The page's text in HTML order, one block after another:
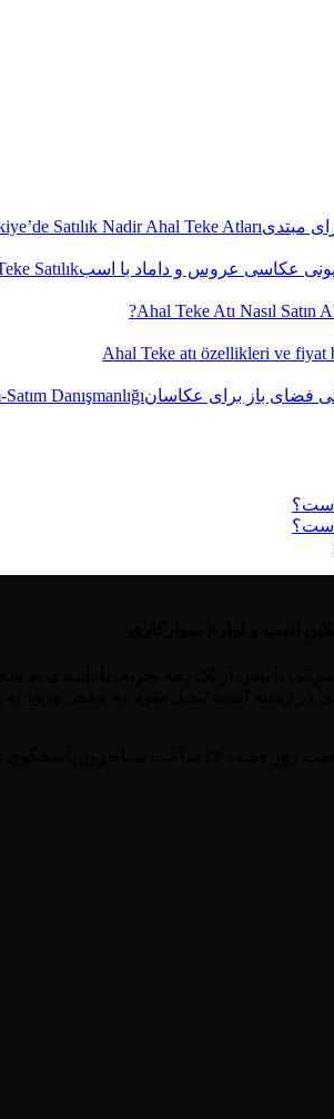
Satılık Nadir Ahal Teke Atları
Satılık
Ahal Teke Atı Nasıl Satın
Ahal Teke atı özellikleri ve fiyat
Danışmanlığı
است؟
است؟